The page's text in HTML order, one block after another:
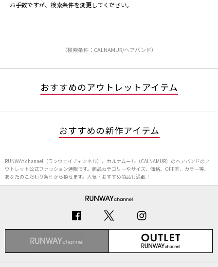
お手数ですが、検索条件を変更してください。
（検索条件：CALNAMUR/ヘアバンド）
おすすめのアウトレットアイテム
おすすめの新作アイテム
RUNWAY channel（ランウェイチャンネル）、カルナムール（CALNAMUR）のヘアバンドのア
ウトレット公式ファッション通販です。商品カテゴリーやサイズ、価格、OFF率、カラー等、
あなたのこだわり条件から探せます。人気・おすすめ商品も満載！